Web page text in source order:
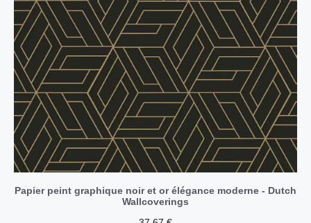
Papier peint graphique noir et or élégance moderne - Dutch
Wallcoverings